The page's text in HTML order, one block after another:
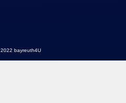
2022 bayreuth4U